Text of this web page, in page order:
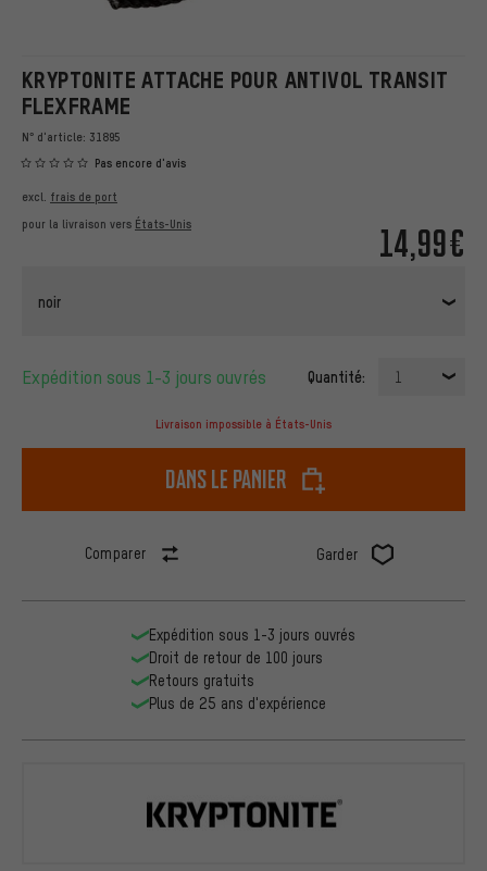
KRYPTONITE ATTACHE POUR ANTIVOL TRANSIT
FLEXFRAME
N° d'article: 31895
Pas encore d'avis
14,99€
excl. frais de port
pour la livraison vers États-Unis
noir
Expédition sous 1-3 jours ouvrés Quantité: 1
Livraison impossible à États-Unis
dans le panier
Comparer Garder
Expédition sous 1-3 jours ouvrés
Droit de retour de 100 jours
Retours gratuits
Plus de 25 ans d'expérience